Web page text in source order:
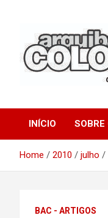
INÍCIO SOBRE
Home 2010 julho
BAC - ARTIGOS